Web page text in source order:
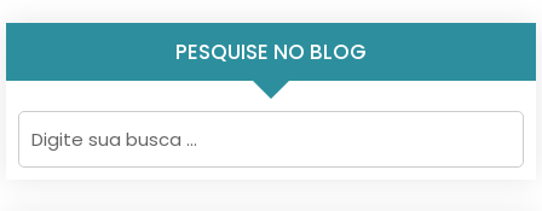
PESQUISE NO BLOG